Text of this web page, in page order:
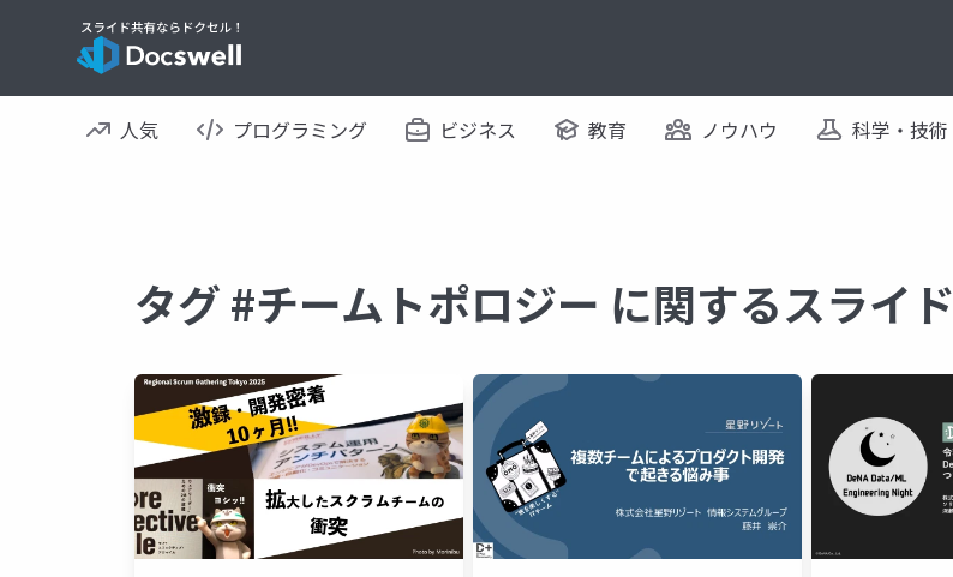
人気 プログラミング ビジネス 教育 ノウハウ 科学・技術
タグ #チームトポロジー に関するスライド